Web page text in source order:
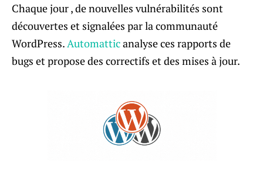
Chaque jour , de nouvelles vulnérabilités sont
découvertes et signalées par la communauté
WordPress. Automatticanalyse ces rapports de
bugs et propose des correctifs et des mises à jour.